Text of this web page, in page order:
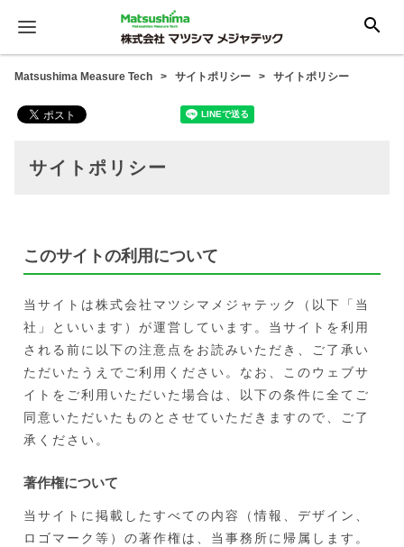
search
Matsushima Measure Tech サイトポリシー サイトポリシー
サイトポリシー
このサイトの利用について
当サイトは株式会社マツシマメジャテック（以下「当
社」といいます）が運営しています。当サイトを利用
される前に以下の注意点をお読みいただき、ご了承い
ただいたうえでご利用ください。なお、このウェブサ
イトをご利用いただいた場合は、以下の条件に全てご
同意いただいたものとさせていただきますので、ご了
承ください。
著作権について
当サイトに掲載したすべての内容（情報、デザイン、
ロゴマーク等）の著作権は、当事務所に帰属します。